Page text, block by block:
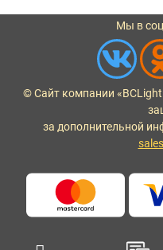
Мы в
© Сайт компании
за дополнительной